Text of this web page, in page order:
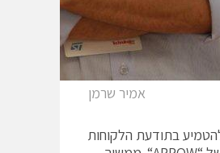
אמיר שרמן
בתודעת הלקוחות